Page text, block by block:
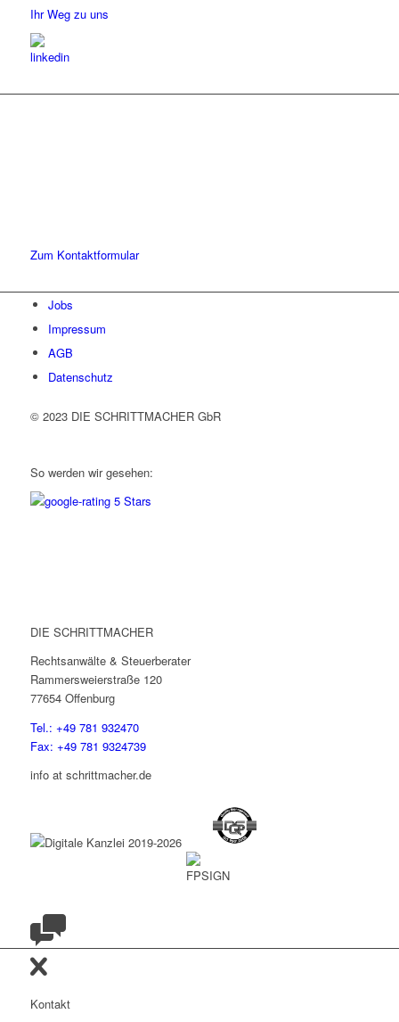
Ihr Weg zu uns
Zum Kontaktformular
Jobs
Impressum
AGB
Datenschutz
© 2023 DIE SCHRITTMACHER GbR
So werden wir gesehen:
DIE SCHRITTMACHER
Rechtsanwälte & Steuerberater
Rammersweierstraße 120
77654 Offenburg
Tel.: +49 781 932470
Fax: +49 781 9324739
info at schrittmacher.de
Kontakt